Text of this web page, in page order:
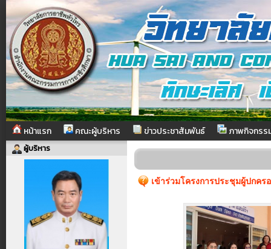
หน้าแรก คณะผู้บริหาร ข่าวประชาสัมพันธ์ ภาพกิจกรร
ผู้บริหาร
เข้าร่วมโครงการประชุมผู้ปกค